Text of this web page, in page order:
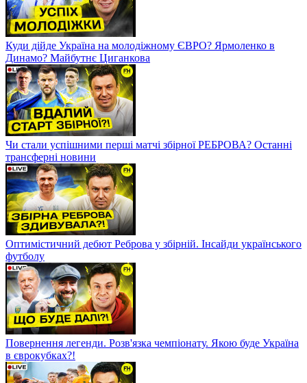
Куди дійде Україна на молодіжному ЄВРО? Ярмоленко в
Динамо? Майбутнє Циганкова
Чи стали успішними перші матчі збірної РЕБРОВА? Останні
трансферні новини
Оптимістичний дебют Реброва у збірній. Інсайди українського
футболу
Повернення легенди. Розв'язка чемпіонату. Якою буде Україна
в єврокубках?!